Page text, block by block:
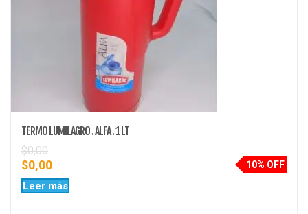
TERMO LUMILAGRO . ALFA . 1 LT
10% OFF
$0,00
$0,00
Leer más